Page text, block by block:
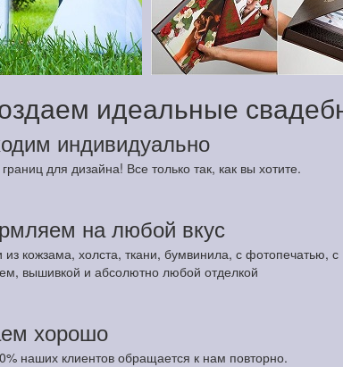
идеальные
индивидуально
для дизайна! Все только так, как вы хотите.
на любой вкус
из кожзама, холста, ткани, бумвинила, с фотопечатью, с
вышивкой и абсолютно любой отделкой
хорошо
наших клиентов обращается к нам повторно.